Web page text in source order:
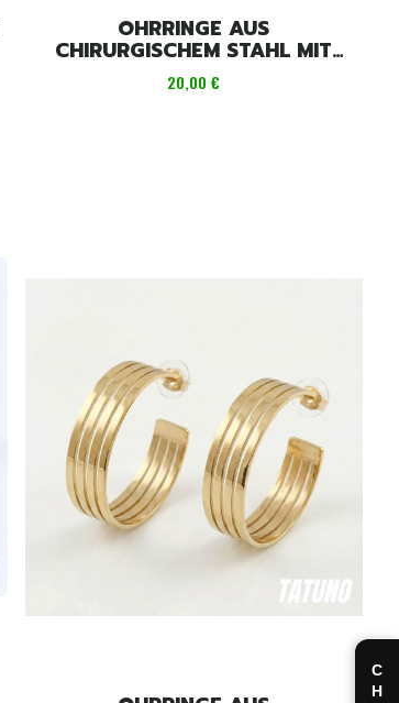
OHRRINGE AUS
CHIRURGISCHEM STAHL MIT
KRONEN-MOTIV
Preis
20,00 €